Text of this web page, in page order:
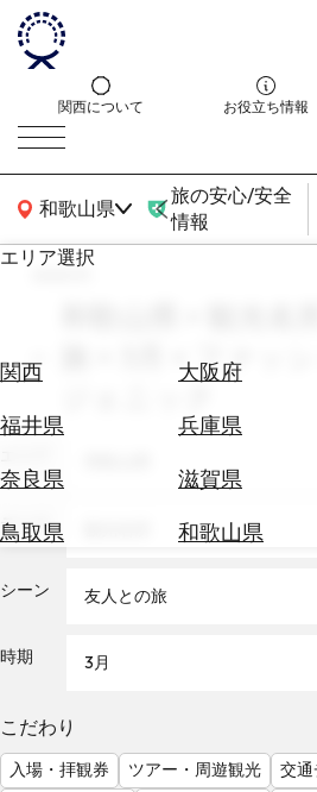
関西について お役立ち情報
和歌山県
関西広域MAP
旅の安心/安全
情報
エリア選択
関西 大阪府
福井県
兵庫県
奈良県
滋賀県
鳥取県
和歌山県
エ
券
テ
を
を
見
る
search
和歌山県 × 観光名
旅 × 3月 × ファッ
テーマ
シーン 友人との旅
時期 3月
こだわり
入場・拝観券 ツアー・周遊観光
交通